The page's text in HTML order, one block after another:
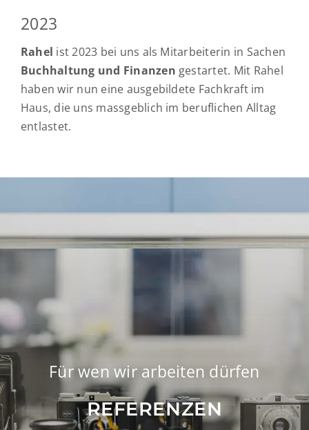
2023
Rahel ist 2023 bei uns als Mitarbeiterin in Sachen
Buchhaltung und Finanzen gestartet. Mit Rahel
haben wir nun eine ausgebildete Fachkraft im
Haus, die uns massgeblich im beruflichen Alltag
entlastet.
Für wen wir arbeiten dürfen
REFERENZEN